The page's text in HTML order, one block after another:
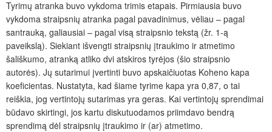
Tyrimų atranka buvo vykdoma trimis etapais. Pirmiausia buvo
vykdoma straipsnių atranka pagal pavadinimus, vėliau – pagal
santrauką, galiausiai – pagal visą straipsnio tekstą (žr. 1-ą
paveikslą). Siekiant išvengti straipsnių įtraukimo ir atmetimo
šališkumo, atranką atliko dvi atskiros tyrėjos (šio straipsnio
autorės). Jų sutarimui įvertinti buvo apskaičiuotas Koheno kapa
koeficientas. Nustatyta, kad šiame tyrime kapa yra 0,87, o tai
reiškia, jog vertintojų sutarimas yra geras. Kai vertintojų sprendimai
būdavo skirtingi, jos kartu diskutuodamos priimdavo bendrą
sprendimą dėl straipsnių įtraukimo ir (ar) atmetimo.